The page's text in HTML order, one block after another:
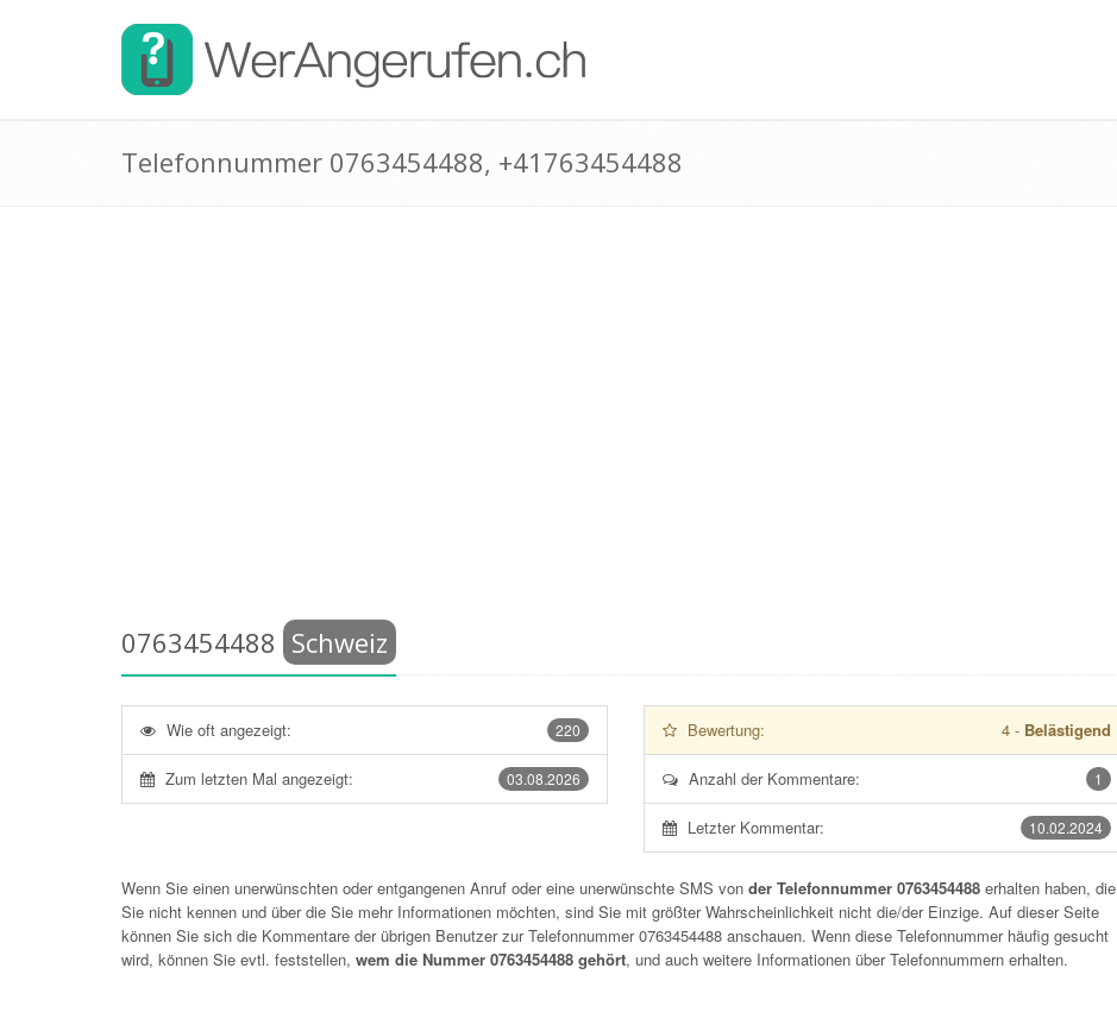
Telefonnummer 0763454488, +41763454488
0763454488 Schweiz
220
Wie oft angezeigt:
03.08.2026
Zum letzten Mal angezeigt:
Bewertung: 4- Belästigend
1
Anzahl der Kommentare:
10.02.2024
Letzter Kommentar:
Wenn Sie einen unerwünschten oder entgangenen Anruf oder eine unerwünschte SMS von der Telefonnummer 0763454488 erhalten haben, die
Sie nicht kennen und über die Sie mehr Informationen möchten, sind Sie mit größter Wahrscheinlichkeit nicht die/der Einzige. Auf dieser Seite
können Sie sich die Kommentare der übrigen Benutzer zur Telefonnummer0763454488 anschauen. Wenn diese Telefonnummer häufig gesucht
wird, können Sie evtl. feststellen, wem die Nummer 0763454488 gehört, und auch weitere Informationen über Telefonnummern erhalten.